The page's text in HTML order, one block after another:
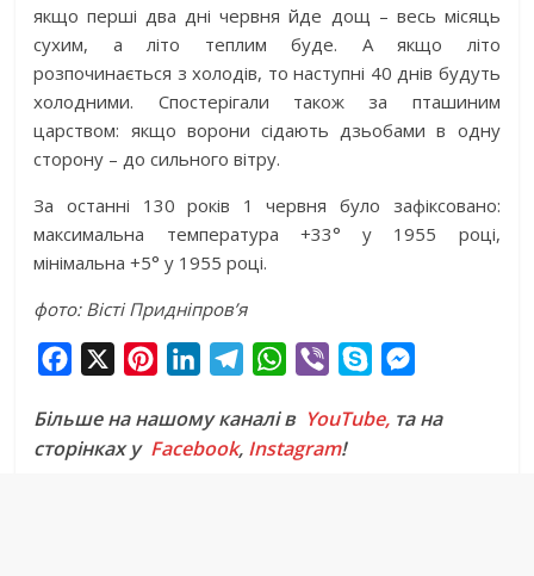
якщо перші два дні червня йде дощ – весь місяць
сухим, а літо теплим буде. А якщо літо
розпочинається з холодів, то наступні 40 днів будуть
холодними. Спостерігали також за пташиним
царством: якщо ворони сідають дзьобами в одну
сторону – до сильного вітру.
За останні 130 років 1 червня було зафіксовано:
максимальна температура +33° у 1955 році,
мінімальна +5° у 1955 році.
фото: Вісті Придніпров’я
c
e
n
t
n
k
l
e
W
a
t
b
e
y
s
Більше на нашому каналі в YouTube, та на
сторінках у Facebook, Instagram!